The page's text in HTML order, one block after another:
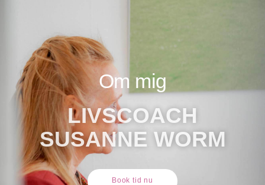
Om mig
LIVSCOACH
SUSANNE WORM
Book tid nu